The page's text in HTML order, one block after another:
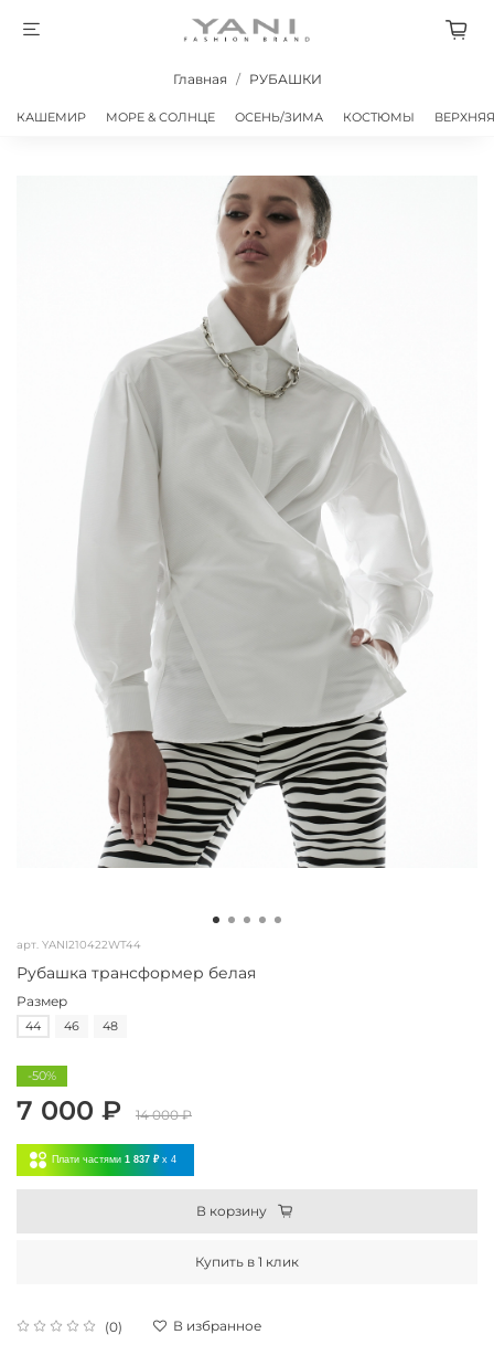
Главная РУБАШКИ
КАШЕМИР МОРЕ & СОЛНЦЕ ОСЕНЬ/ЗИМА КОСТЮМЫ
арт. YANI210422WT44
Рубашка трансформер белая
(0) В избранное
Размер
44 46 48
-50%
7 000 ₽ 14 000 ₽
Плати частями 1 837 ₽ x 4
В корзину
Купить в 1 клик